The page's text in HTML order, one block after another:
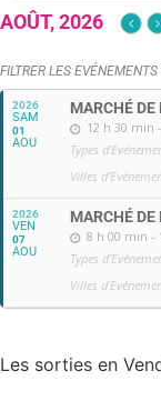
AOÛT, 2026
FILTRER LES
2026
SAM
01
AOU
MARCHÉ
12 h 30 min
Types
Villes
2026
VEN
07
AOU
MARCHÉ DE
8 h 00 min -
Types
Villes
Les sorties en